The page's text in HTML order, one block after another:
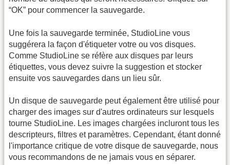
“OK” pour commencer la sauvegarde.
Une fois la sauvegarde terminée, StudioLine vous
suggérera la façon d'étiqueter votre ou vos disques.
Comme StudioLine se réfère aux disques par leurs
étiquettes, vous devez suivre la suggestion et stocker
ensuite vos sauvegardes dans un lieu sûr.
Un disque de sauvegarde peut également être utilisé pour
charger des images sur d'autres ordinateurs sur lesquels
tourne StudioLine. Les images chargées incluront tous les
descripteurs, filtres et paramètres. Cependant, étant donné
l'importance critique de votre disque de sauvegarde, nous
vous recommandons de ne jamais vous en séparer.